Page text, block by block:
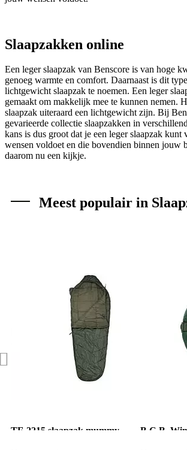
Slaapzakken online
Een leger slaapzak van Benscore is van hoge
genoeg warmte en comfort. Daarnaast is dit
lichtgewicht slaapzak te noemen. Een leger
gemaakt om makkelijk mee te kunnen nemen.
slaapzak uiteraard een lichtgewicht zijn. Bij
gevarieerde collectie slaapzakken in
kans is dus groot dat je een leger slaapzak kunt
wensen voldoet en die bovendien binnen jouw
daarom nu een kijkje.
Meest populair in
TF-2215 slaapzak mummy
B.C.B.